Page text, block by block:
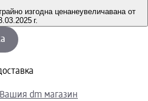
изгодна ценанеувеличавана от
г.
dm магазин